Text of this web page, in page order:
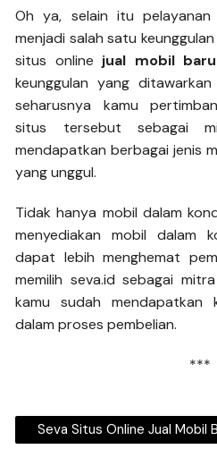
Oh ya, selain itu
menjadi salah satu
situs online jual mobil baru
keunggulan yang
seharusnya kamu
situs tersebut sebagai
mendapatkan berbagai jenis
yang unggul.
Tidak hanya mobil dalam
menyediakan mobil dalam
dapat lebih menghemat
memilih seva.id sebagai
kamu sudah mendapatkan
dalam proses pembelian.
***
Seva Situs Online Jual Mobil